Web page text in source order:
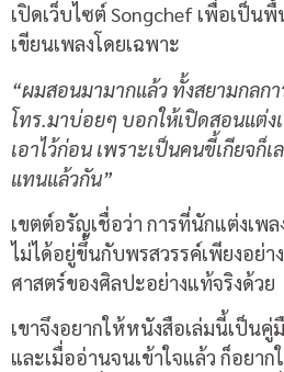
เปิดเว็บไซต์ Songchef เพื่อเป็
เขียนเพลงโดยเฉพาะ
“ผมสอนมามากแล้ว ทั้งสยามกลก
โทร.มาบ่อยๆ บอกให้เปิดสอนแต่ง
เอาไว้ก่อน เพราะเป็นคนขี้เกียจก็
แทนแล้วกัน”
เขตต์อรัญเชื่อว่า การที่นักแต่งเพ
ไม่ได้อยู่ขึ้นกับพรสวรรค์เพียงอย่า
ศาสตร์ของศิลปะอย่างแท้จริงด้วย
เขาจึงอยากให้หนังสือเล่มนี้เป็น
และเมื่ออ่านจนเข้าใจแล้ว ก็อยา